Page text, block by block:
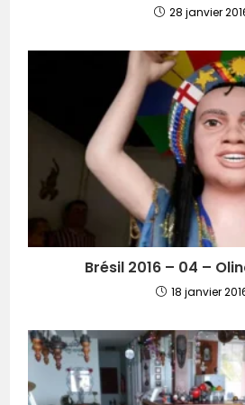
28 janvier
Brésil 2016 – 04 –
18 janvier